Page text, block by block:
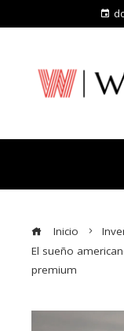
Inicio
El sueño
premium